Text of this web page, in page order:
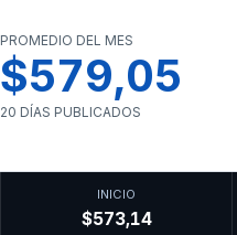
PROMEDIO DEL MES
$579,05
20 DÍAS PUBLICADOS
INICIO
$573,14